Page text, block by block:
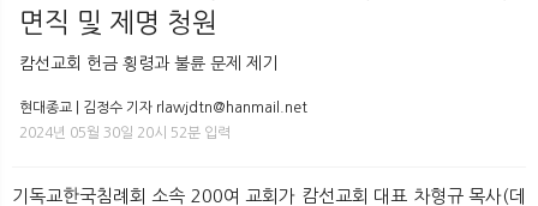
메면직 및 제명 청원
캄선교회 헌금 횡령과 불륜 문제 제기
현대종교 | 김정수 기자 rlawjdtn@hanmail.net
2024년 05월 30일 20시 52분 입력
기독교한국침례회 소속 200여 교회가 캄선교회 대표 차형규 목사(데